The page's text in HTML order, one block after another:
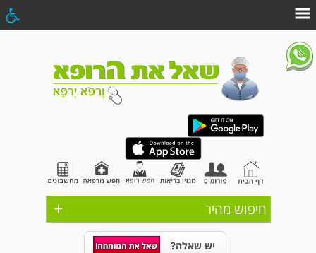
+ חיפוש מהיר
יש שאלה?